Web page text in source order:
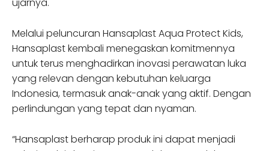
Melalui peluncuran Hansaplast Aqua Protect Kids,
Hansaplast kembali menegaskan komitmennya
untuk terus menghadirkan inovasi perawatan luka
yang relevan dengan kebutuhan keluarga
Indonesia, termasuk anak-anak yang aktif. Dengan
perlindungan yang tepat dan nyaman.
“Hansaplast berharap produk ini dapat menjadi